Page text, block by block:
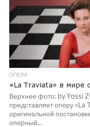
ОПЕРА
«La Traviata» в
Верхнее фото: by Yossi
представляет оперу «La
оригинальной
оперный...